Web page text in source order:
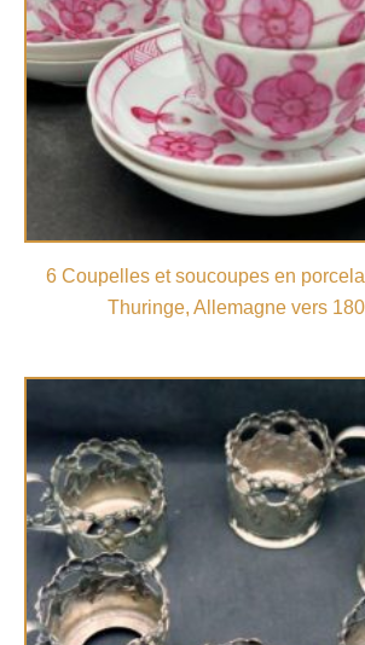
6 Coupelles et soucoupes en
Thuringe, Allemagne vers